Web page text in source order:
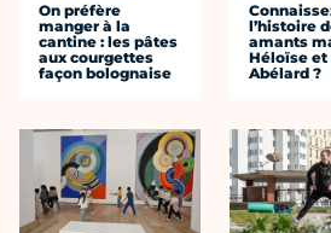
On préfère
manger à la
cantine : les pâtes
aux courgettes
façon bolognaise
l’histoire
amants
Héloïse et
Abélard ?